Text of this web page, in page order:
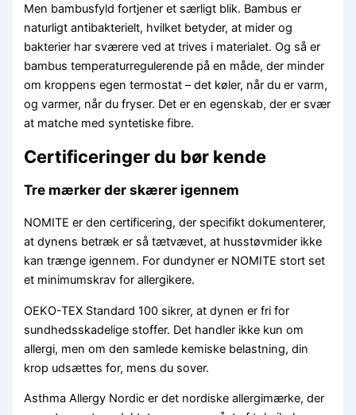
Men bambusfyld fortjener et særligt blik. Bambus er
naturligt antibakterielt, hvilket betyder, at mider og
bakterier har sværere ved at trives i materialet. Og så er
bambus temperaturregulerende på en måde, der minder
om kroppens egen termostat – det køler, når du er varm,
og varmer, når du fryser. Det er en egenskab, der er svær
at matche med syntetiske fibre.
Certificeringer du bør kende
Tre mærker der skærer igennem
NOMITE er den certificering, der specifikt dokumenterer,
at dynens betræk er så tætvævet, at husstøvmider ikke
kan trænge igennem. For dundyner er NOMITE stort set
et minimumskrav for allergikere.
OEKO-TEX Standard 100 sikrer, at dynen er fri for
sundhedsskadelige stoffer. Det handler ikke kun om
allergi, men om den samlede kemiske belastning, din
krop udsættes for, mens du sover.
Asthma Allergy Nordic er det nordiske allergimærke, der